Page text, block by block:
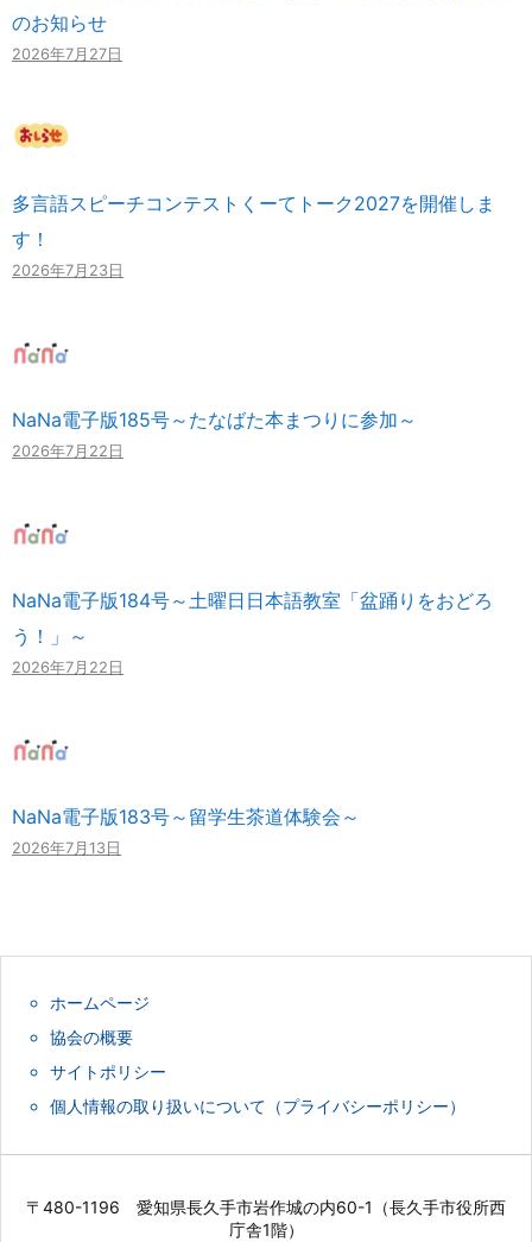
のお知らせ
2026年7月27日
多言語スピーチコンテストくーてトーク2027を開催しま
す！
2026年7月23日
NaNa電子版185号～たなばた本まつりに参加～
2026年7月22日
NaNa電子版184号～土曜日日本語教室「盆踊りをおどろ
う！」～
2026年7月22日
NaNa電子版183号～留学生茶道体験会～
2026年7月13日
ホームページ
協会の概要
サイトポリシー
個人情報の取り扱いについて（プライバシーポリシー）
〒480-1196 愛知県長久手市岩作城の内60-1（長久手市役所西
庁舎1階）